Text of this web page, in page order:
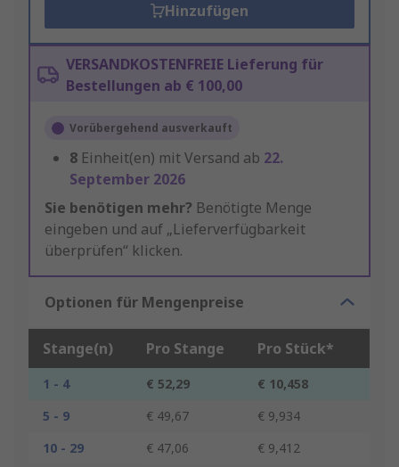
Hinzufügen
VERSANDKOSTENFREIE Lieferung für
Bestellungen ab € 100,00
Vorübergehend ausverkauft
8 Einheit(en) mit Versand ab 22.
September 2026
Sie benötigen mehr? Benötigte Menge
eingeben und auf „Lieferverfügbarkeit
überprüfen“ klicken.
Optionen für Mengenpreise
Stange(n) Pro Stange Pro Stück*
1 - 4 € 52,29
€ 10,458
5 - 9
€ 49,67
€ 9,934
10 - 29
€ 47,06
€ 9,412